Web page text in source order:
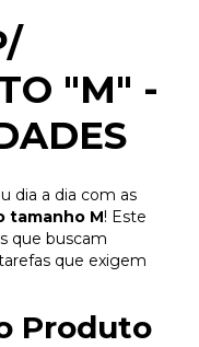
"M" -
dia a dia com as
tamanho M! Este
que buscam
que exigem
Produto